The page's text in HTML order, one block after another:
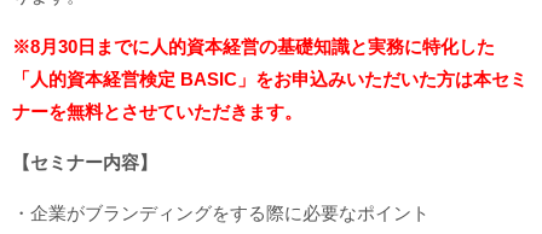
※8月30日までに人的資本経営の基礎知識と実務に特化した
「人的資本経営検定 BASIC」 をお申込みいただいた方は本セミ
ナーを無料とさせていただきます。
【セミナー内容】
・企業がブランディングをする際に必要なポイント